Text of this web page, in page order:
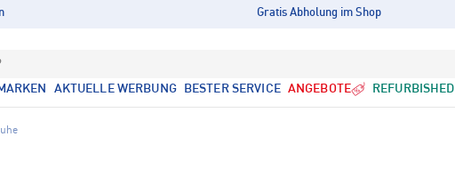
Gratis Abholung im Shop
AKTUELLE WERBUNG BESTER SERVICE ANGEBOTE REFURBISHED